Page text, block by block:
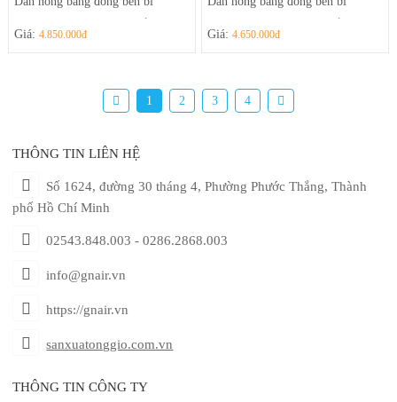
Giá:4.850.000đ Giá: 4.650.000đ
1 2 3 4
THÔNG TIN LIÊN HỆ
Số 1624, đường 30 tháng 4, Phường Phước Thắng, Thành
phố Hồ Chí Minh
02543.848.003 - 0286.2868.003
info@gnair.vn
https://gnair.vn
sanxuatonggio.com.vn
THÔNG TIN CÔNG TY